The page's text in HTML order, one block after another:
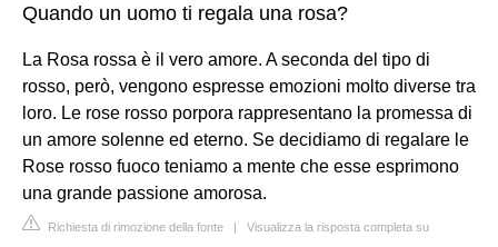
Quando un uomo ti regala una rosa?
La Rosa rossa è il vero amore. A seconda del tipo di
rosso, però, vengono espresse emozioni molto diverse tra
loro. Le rose rosso porpora rappresentano la promessa di
un amore solenne ed eterno. Se decidiamo di regalare le
Rose rosso fuoco teniamo a mente che esse esprimono
una grande passione amorosa.
Richiesta di rimozione della fonte | Visualizza la risposta completa su